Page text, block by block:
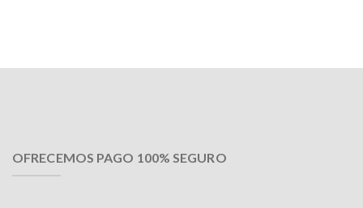
OFRECEMOS PAGO 100% SEGURO